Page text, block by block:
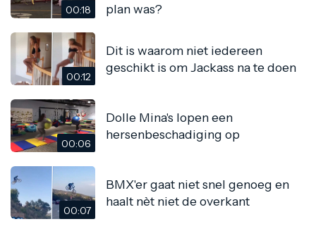
00:18
plan was?
00:12
Dit is waarom niet iedereen
geschikt is om Jackass na te doen
00:06
Dolle Mina's lopen een
hersenbeschadiging op
00:07
BMX'er gaat niet snel genoeg en
haalt nèt niet de overkant